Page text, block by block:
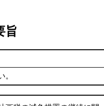
旨